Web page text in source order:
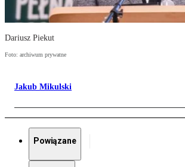
Dariusz Piekut
Foto: archiwum prywatne
Jakub Mikulski
Powiązane